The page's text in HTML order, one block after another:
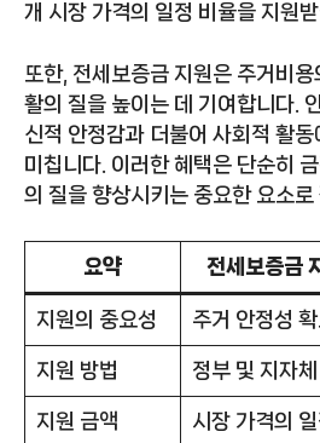
개 시장 가격의 일정 비율을 지원
또한, 전세보증금 지원은 주거비
활의 질을 높이는 데 기여합니다.
신적 안정감과 더불어 사회적 활
미칩니다. 이러한 혜택은 단순히
의 질을 향상시키는 중요한 요소로
요약 전세보증금
지원의 중요성 주거 안정성 확
지원 방법 정부 및 지자
지원 금액 시장 가격의